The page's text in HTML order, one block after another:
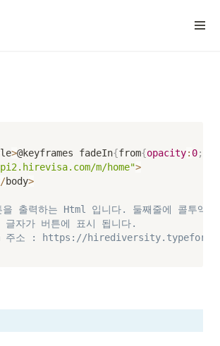
>@keyframes fadeIn{from{opacity: 0;
m/home">
/body>
출력하는 Html 입니다. 둘째줄에 콜투액
자가 버튼에 표시 됩니다.
주소 : https://